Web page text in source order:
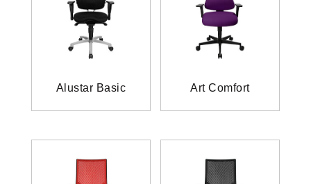
Alustar Basic Art Comfort